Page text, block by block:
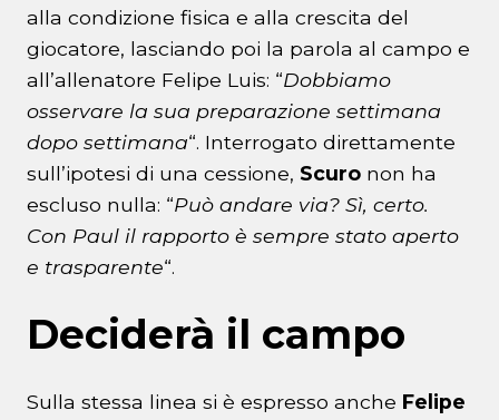
alla condizione fisica e alla crescita del
giocatore, lasciando poi la parola al campo e
all’allenatore Felipe Luis: “Dobbiamo
osservare la sua preparazione settimana
dopo settimana“. Interrogato direttamente
sull’ipotesi di una cessione, Scuro non ha
escluso nulla: “Può andare via? Sì, certo.
Con Paul il rapporto è sempre stato aperto
e trasparente“.
Deciderà il campo
Sulla stessa linea si è espresso anche Felipe